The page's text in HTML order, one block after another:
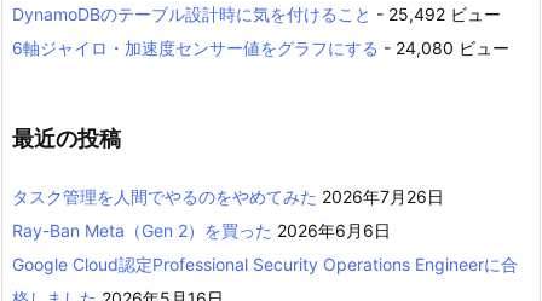
DynamoDBのテーブル設計時に気を付けること - 25,492 ビュー
6軸ジャイロ・加速度センサー値をグラフにする - 24,080 ビュー
最近の投稿
タスク管理を人間でやるのをやめてみた 2026年7月26日
Ray-Ban Meta（Gen 2）を買った 2026年6月6日
Google Cloud認定Professional Security Operations Engineerに合